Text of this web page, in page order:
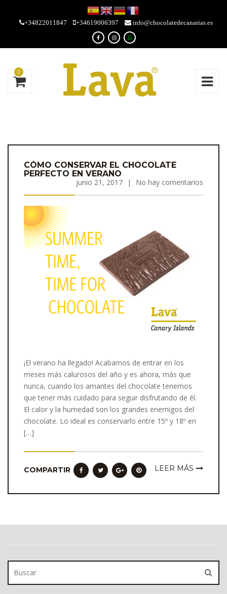
+34822011847 +34619006397 info@chocolatedecanarias.es
0
CÓMO CONSERVAR EL CHOCOLATE
PERFECTO EN VERANO
junio 21, 2017
| No hay comentarios
¡El verano ha llegado! Acabamos de entrar en los
meses más calurosos del año y es ahora, más que
nunca, cuando los amantes del chocolate tenemos
que tener más cuidado para seguir disfrutando de él.
El calor y la humedad son los grandes enemigos del
chocolate. Lo ideal es conservarlo entre 15º y 18º en
[…]
COMPARTIR LEER MÁS